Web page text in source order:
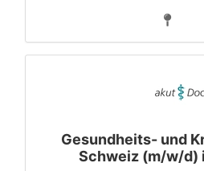
Gesundheits- und
Schweiz (m/w/d)